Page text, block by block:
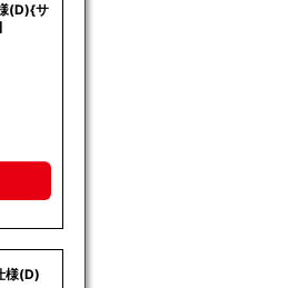
(D){サ
様(D)